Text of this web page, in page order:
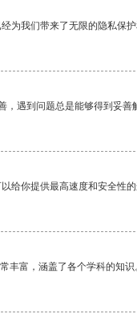
为我们带来了无限的隐私保护
，遇到问题总是能够得到妥善
给你提供最高速度和安全性
丰富，涵盖了各个学科的知